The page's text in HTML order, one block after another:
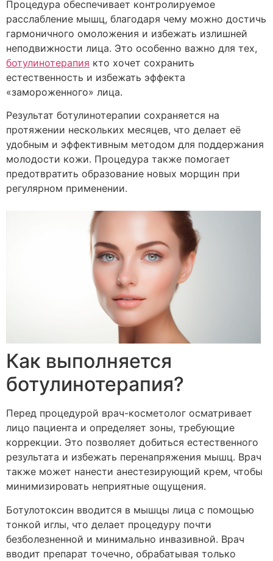
Процедура обеспечивает контролируемое
расслабление мышц, благодаря чему можно достичь
гармоничного омоложения и избежать излишней
неподвижности лица. Это особенно важно для тех,
ботулинотерапия кто хочет сохранить
естественность и избежать эффекта
«замороженного» лица.
Результат ботулинотерапии сохраняется на
протяжении нескольких месяцев, что делает её
удобным и эффективным методом для поддержания
молодости кожи. Процедура также помогает
предотвратить образование новых морщин при
регулярном применении.
Как выполняется
ботулинотерапия?
Перед процедурой врач-косметолог осматривает
лицо пациента и определяет зоны, требующие
коррекции. Это позволяет добиться естественного
результата и избежать перенапряжения мышц. Врач
также может нанести анестезирующий крем, чтобы
минимизировать неприятные ощущения.
Ботулотоксин вводится в мышцы лица с помощью
тонкой иглы, что делает процедуру почти
безболезненной и минимально инвазивной. Врач
вводит препарат точечно, обрабатывая только